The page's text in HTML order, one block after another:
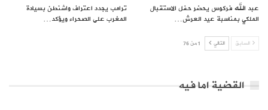
عبد الله فركوس يحضر حفل الاستقبال
الملكي بمناسبة عيد العرش…
ترامب يجدد اعتراف واشنطن بسيادة
المغرب على الصحراء ويؤكد…
السابق التالي 1 من 76
القضية اما فيه